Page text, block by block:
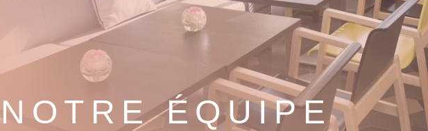
NOTRE ÉQUIPE